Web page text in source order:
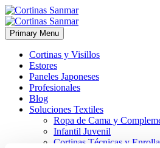
Primary Menu
Cortinas y Visillos
Estores
Paneles Japoneses
Profesionales
Blog
Soluciones Textiles
Ropa de Cama y
Infantil Juvenil
Cortinas Técnicas y